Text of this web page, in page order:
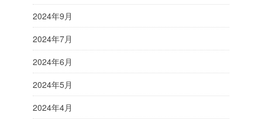
2024年9月
2024年7月
2024年6月
2024年5月
2024年4月